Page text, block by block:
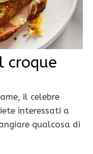
croque
il celebre
interessati a
qualcosa di